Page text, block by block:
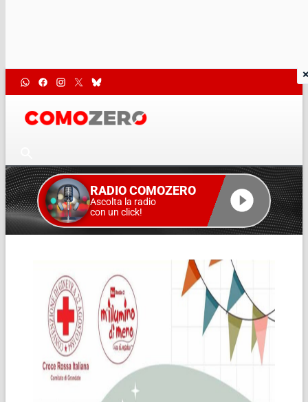
RADIO COMOZERO
Ascolta la radio
con un click!